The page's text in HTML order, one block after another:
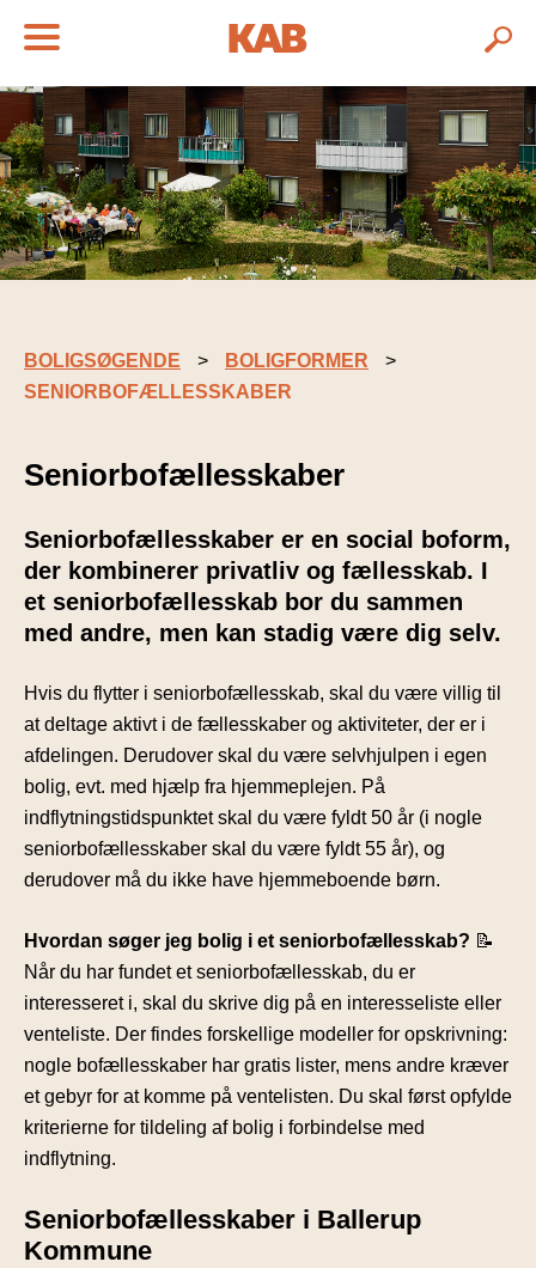
BOLIGSØGENDE
BOLIGFORMER
SENIORBOFÆLLESSKABER
Seniorbofællesskaber
Seniorbofællesskaber er en social boform,
der kombinerer privatliv og fællesskab. I
et seniorbofællesskab bor du sammen
med andre, men kan stadig være dig selv.
Hvis du flytter i seniorbofællesskab, skal du være villig til
at deltage aktivt i de fællesskaber og aktiviteter, der er i
afdelingen. Derudover skal du være selvhjulpen i egen
bolig, evt. med hjælp fra hjemmeplejen. På
indflytningstidspunktet skal du være fyldt 50 år (i nogle
seniorbofællesskaber skal du være fyldt 55 år), og
derudover må du ikke have hjemmeboende børn.
Hvordan søger jeg bolig i et seniorbofællesskab? 📝
Når du har fundet et seniorbofællesskab, du er
interesseret i, skal du skrive dig på en interesseliste eller
venteliste. Der findes forskellige modeller for opskrivning:
nogle bofællesskaber har gratis lister, mens andre kræver
et gebyr for at komme på ventelisten. Du skal først opfylde
kriterierne for tildeling af bolig i forbindelse med
indflytning.
Seniorbofællesskaber i Ballerup
Kommune